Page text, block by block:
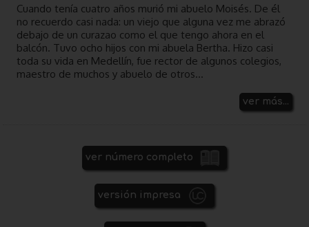
Cuando tenía cuatro años murió mi abuelo Moisés. De él
no recuerdo casi nada: un viejo que alguna vez me abrazó
debajo de un curazao como el que tengo ahora en el
balcón. Tuvo ocho hijos con mi abuela Bertha. Hizo casi
toda su vida en Medellín, fue rector de algunos colegios,
maestro de muchos y abuelo de otros...
ver más...
ver número completo
versión impresa